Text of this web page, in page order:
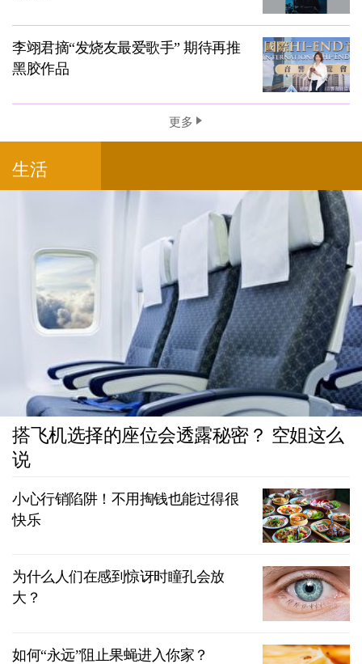
李翊君摘“发烧友最爱歌手” 期待再推
黑胶作品
更多
生活
搭飞机选择的座位会透露秘密？ 空姐这么
说
小心行销陷阱！不用掏钱也能过得很
快乐
为什么人们在感到惊讶时瞳孔会放
大？
如何“永远”阻止果蝇进入你家？